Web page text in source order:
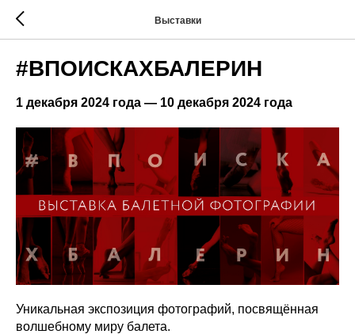
Выставки
#ВПОИСКАХБАЛЕРИН
1 декабря 2024 года — 10 декабря 2024 года
Уникальная экспозиция фотографий, посвящённая
волшебному миру балета.